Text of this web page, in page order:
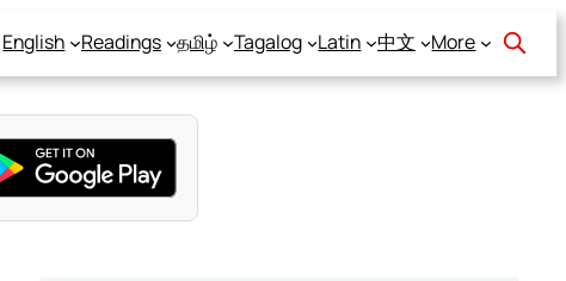
English Readings தமிழ் Tagalog Latin 中文 More